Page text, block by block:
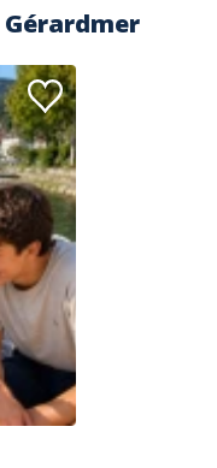
Gérardmer